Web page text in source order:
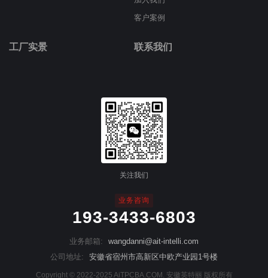
客户案例
工厂实景 联系我们
业务咨询
193-3433-6803
业务邮箱:
wangdanni@ait-intelli.com
公司地址:
安徽省宿州市高新区中欧产业园1号楼
Copyright © 2022-2025 AiTPCBA.COM. 安徽英特丽 版权所有
关注我们